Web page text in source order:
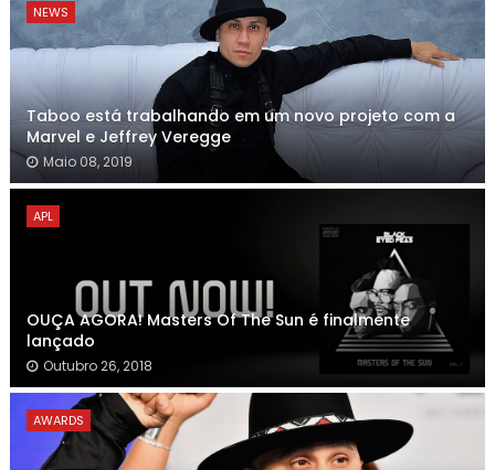
NEWS
Taboo está trabalhando em um novo projeto com a
Marvel e Jeffrey Veregge
Maio 08, 2019
APL
OUÇA AGORA! Masters Of The Sun é finalmente
lançado
Outubro 26, 2018
AWARDS